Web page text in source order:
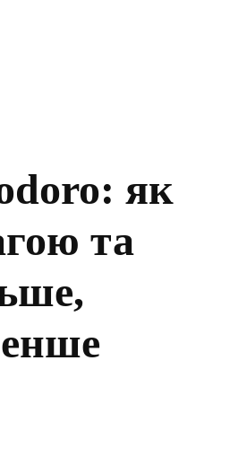
як
та